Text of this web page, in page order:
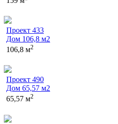
Проект 433
Дом 106,8 м2
106,8 м2
Проект 490
Дом 65,57 м2
65,57 м2